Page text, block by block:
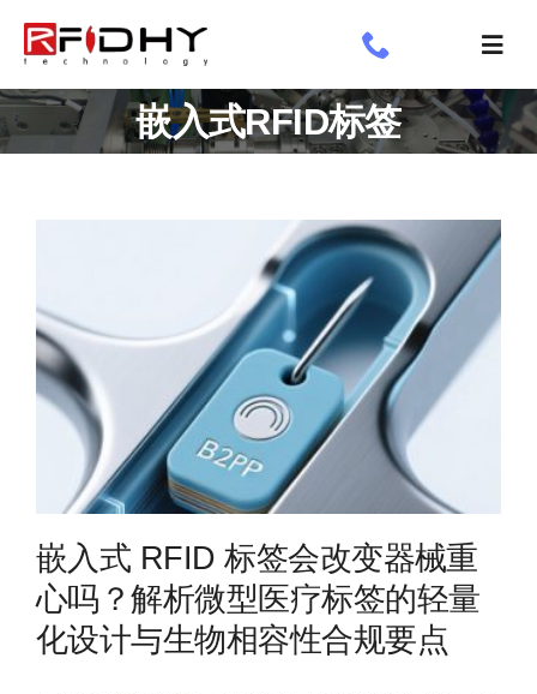
容
切
换
导
航
了解我们
应用领域
定制标签 专享
新闻专栏
嵌入式RFID标签
嵌入式 RFID 标签会改变器械重
心吗？解析微型医疗标签的轻量
化设计与生物相容性合规要点